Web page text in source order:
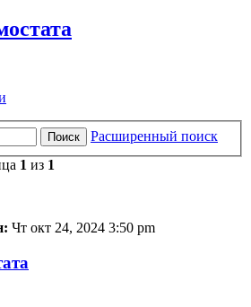
Поиск
Расширенный поиск
1 из 1
Чт окт 24, 2024 3:50 pm